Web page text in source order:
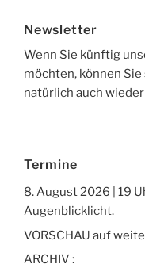
Newsletter
Wenn Sie künftig
möchten, können
natürlich auch wieder
Termine
8. August 2026 | 19
Augenblicklicht.
VORSCHAU auf
ARCHIV :